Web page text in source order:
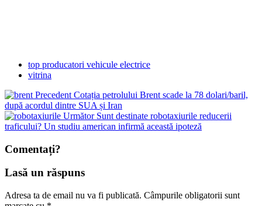
top producatori vehicule electrice
vitrina
Precedent Cotația petrolului Brent scade la 78 dolari/baril,
după acordul dintre SUA și Iran
Următor Sunt destinate robotaxiurile reducerii
traficului? Un studiu american infirmă această ipoteză
Comentați?
Lasă un răspuns
Adresa ta de email nu va fi publicată. Câmpurile obligatorii sunt